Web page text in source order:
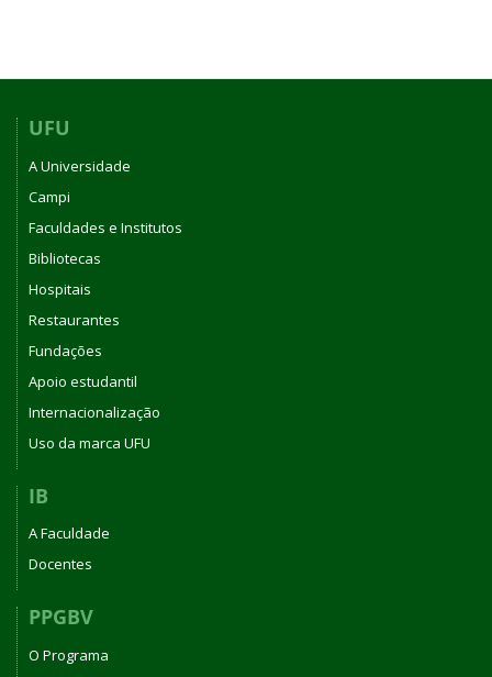
UFU
A Universidade
Campi
Faculdades e Institutos
Bibliotecas
Hospitais
Restaurantes
Fundações
Apoio estudantil
Internacionalização
Uso da marca UFU
IB
A Faculdade
Docentes
PPGBV
O Programa